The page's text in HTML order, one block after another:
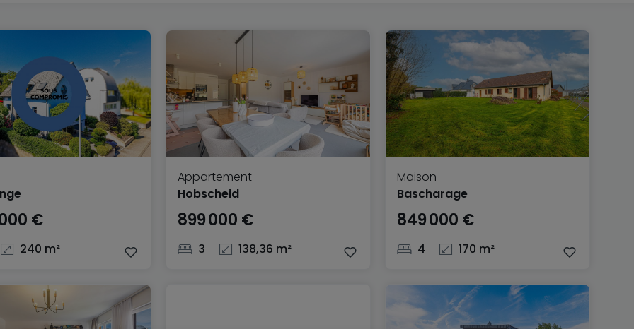
€
240 m²
Appartement
Hobscheid
899 000 €
3 138,36 m²
Maison
Bascharage
849 000 €
4 170 m²